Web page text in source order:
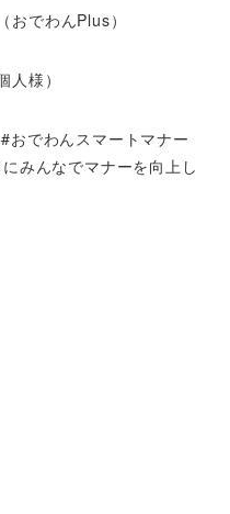
おでわんPlus）
様）
おでわんスマートマナー
みんなでマナーを向上し